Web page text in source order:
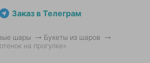
Заказ в Телеграм
шары
Букеты из шаров
на прогулке»